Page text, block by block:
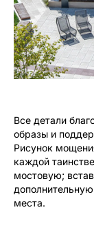
Все детали
образы и
Рисунок
каждой
мостовую;
места.